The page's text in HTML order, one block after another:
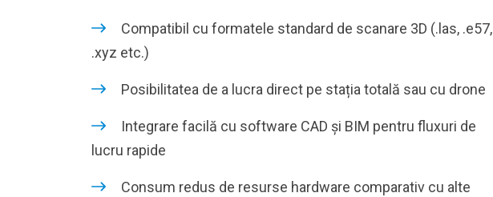
Compatibil cu formatele standard de scanare 3D (.las, .e57,
.xyz etc.)
Posibilitatea de a lucra direct pe stația totală sau cu drone
Integrare facilă cu software CAD și BIM pentru fluxuri de
lucru rapide
Consum redus de resurse hardware comparativ cu alte